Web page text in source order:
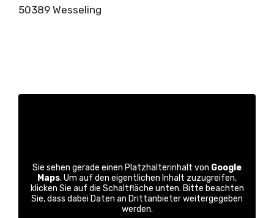
50389 Wesseling
Sie sehen gerade einen Platzhalterinhalt von Google
Maps. Um auf den eigentlichen Inhalt zuzugreifen,
klicken Sie auf die Schaltfläche unten. Bitte beachten
Sie, dass dabei Daten an Drittanbieter weitergegeben
werden.